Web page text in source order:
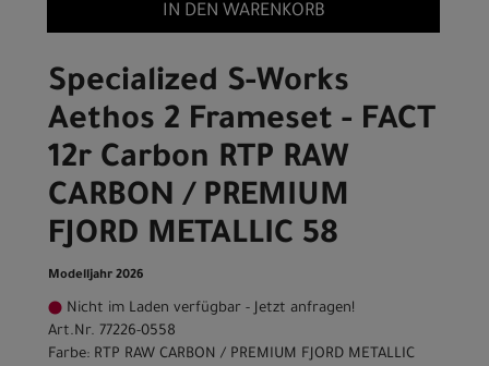
IN DEN WARENKORB
Specialized S-Works
Aethos 2 Frameset - FACT
12r Carbon RTP RAW
CARBON / PREMIUM
FJORD METALLIC 58
Modelljahr 2026
Nicht im Laden verfügbar - Jetzt anfragen!
Art.Nr. 77226-0558
Farbe: RTP RAW CARBON / PREMIUM FJORD METALLIC